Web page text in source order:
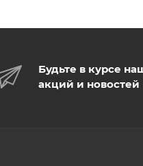
Будьте в курсе
акций и новостей